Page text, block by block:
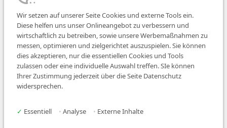
Job finden
Über uns
Wir setzen auf unserer Seite Cookies und externe Tools ein.
Diese helfen uns unser Onlineangebot zu verbessern und
wirtschaftlich zu betreiben, sowie unsere Werbemaßnahmen zu
messen, optimieren und zielgerichtet auszuspielen. Sie können
dies akzeptieren, nur die essentiellen Cookies und Tools
zulassen oder eine individuelle Auswahl treffen. SIe können
Ihrer Zustimmung jederzeit über die Seite Datenschutz
widersprechen.
✓ Essentiell • Analyse • Externe Inhalte